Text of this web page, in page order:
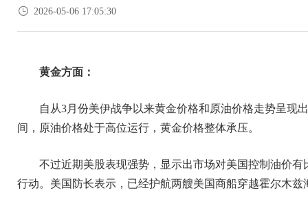
 2026-05-06 17:05:30
黄金方面：
自从3月份美伊战争以来黄金价格和原油价格走势呈现
间，原油价格处于高位运行，黄金价格整体承压。
不过近期美股表现强势，显示出市场对美国控制油价
行动。美国防长表示，已经护航两艘美国商船穿越霍尔木